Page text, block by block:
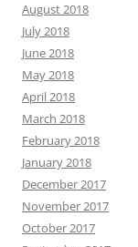
August 2018
July 2018
June 2018
May 2018
April 2018
March 2018
February 2018
January 2018
December 2017
November 2017
October 2017